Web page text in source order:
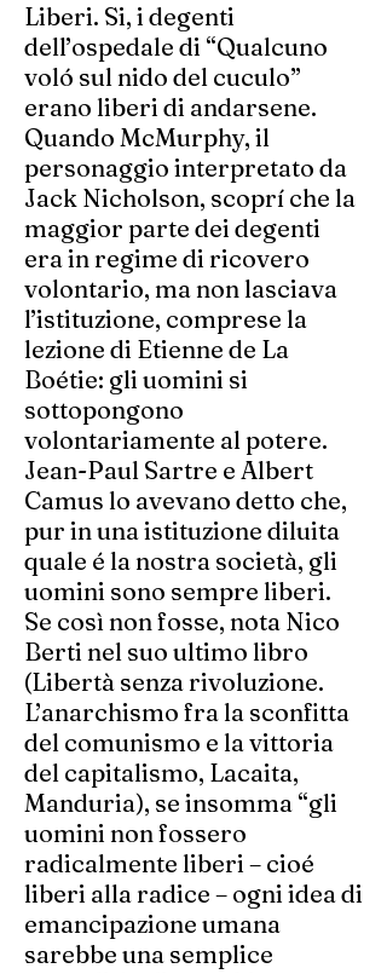
Liberi. Si, i degenti
dell’ospedale di “Qualcuno
voló sul nido del cuculo”
erano liberi di andarsene.
Quando McMurphy, il
personaggio interpretato da
Jack Nicholson, scoprí che la
maggior parte dei degenti
era in regime di ricovero
volontario, ma non lasciava
l’istituzione, comprese la
lezione di Etienne de La
Boétie: gli uomini si
sottopongono
volontariamente al potere.
Jean-Paul Sartre e Albert
Camus lo avevano detto che,
pur in una istituzione diluita
quale é la nostra società, gli
uomini sono sempre liberi.
Se così non fosse, nota Nico
Berti nel suo ultimo libro
(Libertà senza rivoluzione.
L’anarchismo fra la sconfitta
del comunismo e la vittoria
del capitalismo, Lacaita,
Manduria), se insomma “gli
uomini non fossero
radicalmente liberi – cioé
liberi alla radice – ogni idea di
emancipazione umana
sarebbe una semplice